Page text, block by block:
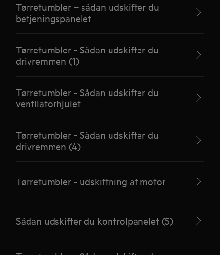
Tørretumbler – sådan udskifter du
betjeningspanelet
Tørretumbler - Sådan udskifter du
drivremmen (1)
Tørretumbler - Sådan udskifter du
ventilatorhjulet
Tørretumbler - Sådan udskifter du
drivremmen (4)
Tørretumbler - udskiftning af motor
Sådan udskifter du kontrolpanelet (5)